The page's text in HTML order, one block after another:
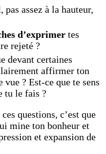
, pas assez à la hauteur,
d’exprimer tes
rejeté ?
devant certaines
affirmer ton
? Est-ce que te sens
tu le fais ?
questions, c’est que
mine ton bonheur et
et expansion de